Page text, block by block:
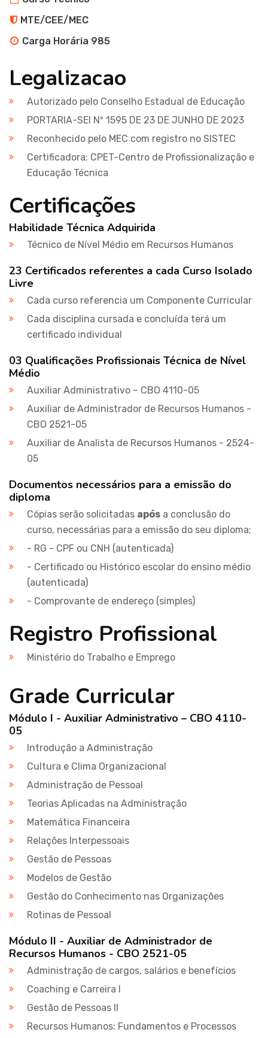
MTE/CEE/MEC
Carga Horária 985
Legalizacao
Autorizado pelo Conselho Estadual de Educação
PORTARIA-SEI Nº 1595 DE 23 DE JUNHO DE 2023
Reconhecido pelo MEC com registro no SISTEC
Certificadora; CPET-Centro de Profissionalização e
Educação Técnica
Certificações
Habilidade Técnica Adquirida
Técnico de Nível Médio em Recursos Humanos
23 Certificados referentes a cada Curso Isolado
Livre
Cada curso referencia um Componente Curricular
Cada disciplina cursada e concluída terá um
certificado individual
03 Qualificações Profissionais Técnica de Nível
Médio
Auxiliar Administrativo – CBO 4110-05
Auxiliar de Administrador de Recursos Humanos -
CBO 2521-05
Auxiliar de Analista de Recursos Humanos - 2524-
05
Documentos necessários para a emissão do
diploma
Cópias serão solicitadas após a conclusão do
curso, necessárias para a emissão do seu diploma;
- RG - CPF ou CNH (autenticada)
- Certificado ou Histórico escolar do ensino médio
(autenticada)
- Comprovante de endereço (simples)
Registro Profissional
Ministério do Trabalho e Emprego
Grade Curricular
Módulo I - Auxiliar Administrativo – CBO 4110-
05
Introdução a Administração
Cultura e Clima Organizacional
Administração de Pessoal
Teorias Aplicadas na Administração
Matemática Financeira
Relações Interpessoais
Gestão de Pessoas
Modelos de Gestão
Gestão do Conhecimento nas Organizações
Rotinas de Pessoal
Módulo II - Auxiliar de Administrador de
Recursos Humanos - CBO 2521-05
Administração de cargos, salários e benefícios
Coaching e Carreira I
Gestão de Pessoas II
Recursos Humanos: Fundamentos e Processos